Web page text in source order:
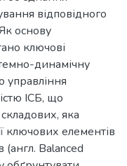
відповідного
основу
ключові
динамічну
управління
ІСБ, що
складових, яка
ключових елементів
(англ. Balanced